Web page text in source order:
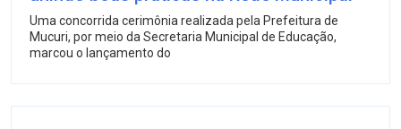
Uma concorrida cerimônia realizada pela Prefeitura de
Mucuri, por meio da Secretaria Municipal de Educação,
marcou o lançamento do